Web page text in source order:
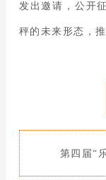
发出邀请，公开
秤的未来形态，
第四届“